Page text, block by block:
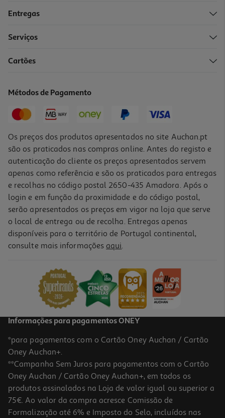
Papa Não Láctea Nutribén Multicereais Bio 250g
Entregas
Serviços
Cartões
Métodos de Pagamento
Os preços dos produtos apresentados no site Auchan.pt
são os praticados nas compras online. Antes do registo e
autenticação do cliente os preços apresentados servem
apenas como referência e são os praticados para entregas
e recolhas no código postal 2650-435 Amadora. Após o
login e em função da proximidade e do código postal,
serão apresentados os preços em vigor na loja que serve
o local de entrega ou de recolha. Entregas apenas
disponíveis para o território de Portugal continental,
consulte mais informações aqui.
Informações para pagamentos ONEY
*para pagamentos com o Cartão Oney Auchan / Cartão
Oney Auchan+.
**Campanha Sem Juros para pagamentos com o Cartão
Oney Auchan / Cartão Oney Auchan+, em todos os
produtos assinalados na Loja de valor igual ou superior a
75€. Ao valor da compra acresce Comissão de
Formalização até 6% e Imposto do Selo, incluídos nas